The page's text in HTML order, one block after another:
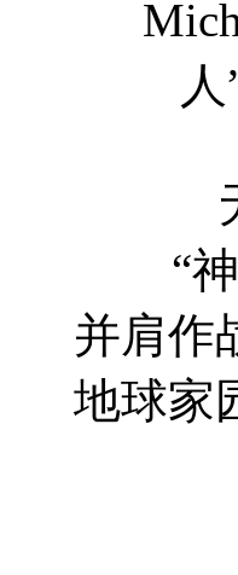
“神
并肩作
地球家